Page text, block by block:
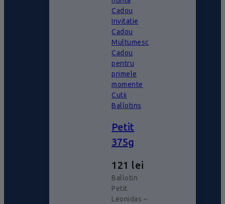
Cadou
Invitatie
Cadou
Multumesc
Cadou
pentru
primele
momente
Cutii
Ballotins
Petit
375g
121 lei
Ballotin
Petit
Leonidas –